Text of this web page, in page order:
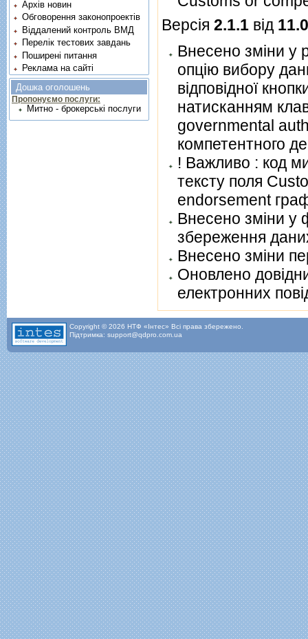
Версія 2.1.1 від
Внесено зміни у
опцію вибору
відповідної
натиcканням
governmental
! Важливо : код
тексту поля
endorsement
Внесено зміни у
збереження
Внесено зміни
Oновлено
електронних
Архів новин
Обговорення законопроектів
Віддалений контроль ВМД
Перелік тестових завдань
Поширені питання
Реклама на сайті
Дошка оголошень
Пропонуємо послуги:
Митно - брокерські послуги
Copyright © 2026 НТФ «Інтес» Всі права збережено.
Підтримка: support@qdpro.com.ua